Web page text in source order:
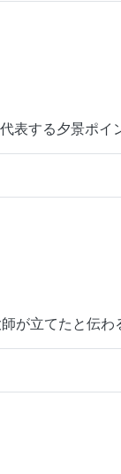
表する夕景ポイ
が立てたと伝わ